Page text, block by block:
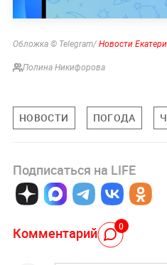
Обложка © Telegram/ Новости
Полина Никифорова
НОВОСТИ ПОГОДА
Подписаться на LIFE
Комментарий 0